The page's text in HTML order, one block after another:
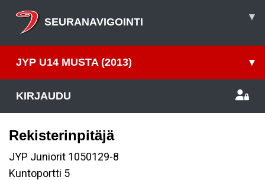
SEURANAVIGOINTI ▾
JYP U14 MUSTA (2013) ▾
KIRJAUDU
Rekisterinpitäjä
JYP Juniorit 1050129-8
Kuntoportti 5